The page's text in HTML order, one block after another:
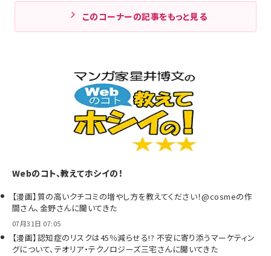
このコーナーの記事をもっと見る
Webのコト、教えてホシイの！
【漫画】質の高いクチコミの増やし方を教えてください！@cosmeの作
間さん、金野さんに聞いてきた
07月31日 07:05
【漫画】認知症のリスクは45％減らせる!? 不安に寄り添うマーケティン
グについて、テオリア・テクノロジーズ三宅さんに聞いてきた